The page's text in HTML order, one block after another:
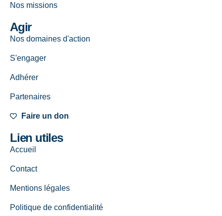
Nos missions
Agir
Nos domaines d'action
S'engager
Adhérer
Partenaires
Faire un don
Lien utiles
Accueil
Contact
Mentions légales
Politique de confidentialité